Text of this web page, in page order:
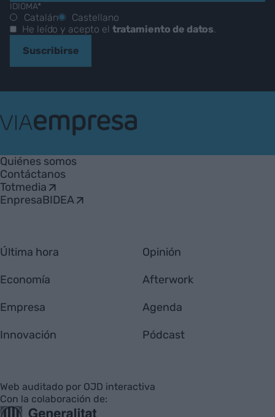
IDIOMA*
Catalán
Castellano
He leído y acepto el tratamiento de datos.
Suscribirse
Empresa
Quiénes somos
Contáctanos
Totmedia
EnpresaBIDEA
Última hora
Economía
Empresa
Innovación
Opinión
Afterwork
Agenda
Pódcast
Web auditado por OJD interactiva
Con la colaboración de: